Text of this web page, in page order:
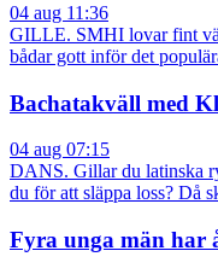
04 aug 11:36
GILLE. SMHI lovar fint
bådar gott inför det
Bachatakväll med
04 aug 07:15
DANS. Gillar du latinska
du för att släppa loss? Då
Fyra unga män har